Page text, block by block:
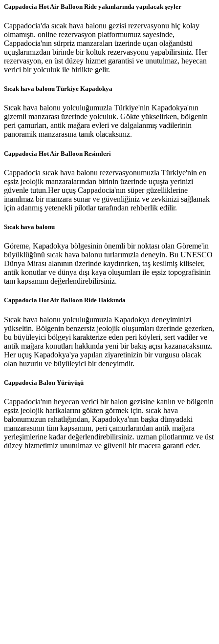
Cappadocia Hot Air Balloon Ride yakınlarında yapılacak şeyler
Cappadocia'da sıcak hava balonu gezisi rezervasyonu hiç kolay
olmamıştı. online rezervasyon platformumuz sayesinde,
Cappadocia'nın sürpriz manzaraları üzerinde uçan olağanüstü
uçuşlarımızdan birinde bir koltuk rezervasyonu yapabilirsiniz. Her
rezervasyon, en üst düzey hizmet garantisi ve unutulmaz, heyecan
verici bir yolculuk ile birlikte gelir.
Sıcak hava balonu Türkiye Kapadokya
Sıcak hava balonu yolculuğumuzla Türkiye'nin Kapadokya'nın
gizemli manzarası üzerinde yolculuk. Gökte yükselirken, bölgenin
peri çamurları, antik mağara evleri ve dalgalanmış vadilerinin
panoramik manzarasına tanık olacaksınız.
Cappadocia Hot Air Balloon Resimleri
Cappadocia sıcak hava balonu rezervasyonumuzla Türkiye'nin en
eşsiz jeolojik manzaralarından birinin üzerinde uçuşta yerinizi
güvenle tutun.Her uçuş Cappadocia'nın süper güzelliklerine
inanılmaz bir manzara sunar ve güvenliğiniz ve zevkinizi sağlamak
için adanmış yetenekli pilotlar tarafından rehberlik edilir.
Sıcak hava balonu
Göreme, Kapadokya bölgesinin önemli bir noktası olan Göreme'in
büyüklüğünü sıcak hava balonu turlarımızla deneyin. Bu UNESCO
Dünya Mirası alanının üzerinde kaydırırken, taş kesilmiş kiliseler,
antik konutlar ve dünya dışı kaya oluşumları ile eşsiz topografisinin
tam kapsamını değerlendirebilirsiniz.
Cappadocia Hot Air Balloon Ride Hakkında
Sıcak hava balonu yolculuğumuzla Kapadokya deneyiminizi
yükseltin. Bölgenin benzersiz jeolojik oluşumları üzerinde gezerken,
bu büyüleyici bölgeyi karakterize eden peri köyleri, sert vadiler ve
antik mağara konutları hakkında yeni bir bakış açısı kazanacaksınız.
Her uçuş Kapadokya'ya yapılan ziyaretinizin bir vurgusu olacak
olan huzurlu ve büyüleyici bir deneyimdir.
Cappadocia Balon Yürüyüşü
Cappadocia'nın heyecan verici bir balon gezisine katılın ve bölgenin
eşsiz jeolojik harikalarını gökten görmek için. sıcak hava
balonumuzun rahatlığından, Kapadokya'nın başka dünyadaki
manzarasının tüm kapsamını, peri çamurlarından antik mağara
yerleşimlerine kadar değerlendirebilirsiniz. uzman pilotlarımız ve üst
düzey hizmetimiz unutulmaz ve güvenli bir macera garanti eder.